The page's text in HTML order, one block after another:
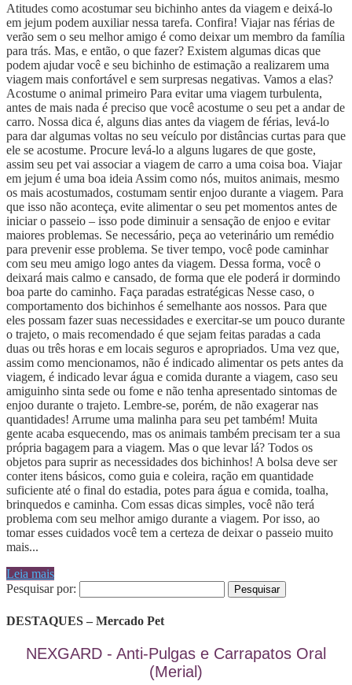
Atitudes como acostumar seu bichinho antes da viagem e deixá-lo
em jejum podem auxiliar nessa tarefa. Confira! Viajar nas férias de
verão sem o seu melhor amigo é como deixar um membro da família
para trás. Mas, e então, o que fazer? Existem algumas dicas que
podem ajudar você e seu bichinho de estimação a realizarem uma
viagem mais confortável e sem surpresas negativas. Vamos a elas?
Acostume o animal primeiro Para evitar uma viagem turbulenta,
antes de mais nada é preciso que você acostume o seu pet a andar de
carro. Nossa dica é, alguns dias antes da viagem de férias, levá-lo
para dar algumas voltas no seu veículo por distâncias curtas para que
ele se acostume. Procure levá-lo a alguns lugares de que goste,
assim seu pet vai associar a viagem de carro a uma coisa boa. Viajar
em jejum é uma boa ideia Assim como nós, muitos animais, mesmo
os mais acostumados, costumam sentir enjoo durante a viagem. Para
que isso não aconteça, evite alimentar o seu pet momentos antes de
iniciar o passeio – isso pode diminuir a sensação de enjoo e evitar
maiores problemas. Se necessário, peça ao veterinário um remédio
para prevenir esse problema. Se tiver tempo, você pode caminhar
com seu meu amigo logo antes da viagem. Dessa forma, você o
deixará mais calmo e cansado, de forma que ele poderá ir dormindo
boa parte do caminho. Faça paradas estratégicas Nesse caso, o
comportamento dos bichinhos é semelhante aos nossos. Para que
eles possam fazer suas necessidades e exercitar-se um pouco durante
o trajeto, o mais recomendado é que sejam feitas paradas a cada
duas ou três horas e em locais seguros e apropriados. Uma vez que,
assim como mencionamos, não é indicado alimentar os pets antes da
viagem, é indicado levar água e comida durante a viagem, caso seu
amiguinho sinta sede ou fome e não tenha apresentado sintomas de
enjoo durante o trajeto. Lembre-se, porém, de não exagerar nas
quantidades! Arrume uma malinha para seu pet também! Muita
gente acaba esquecendo, mas os animais também precisam ter a sua
própria bagagem para a viagem. Mas o que levar lá? Todos os
objetos para suprir as necessidades dos bichinhos! A bolsa deve ser
conter itens básicos, como guia e coleira, ração em quantidade
suficiente até o final do estadia, potes para água e comida, toalha,
brinquedos e caminha. Com essas dicas simples, você não terá
problema com seu melhor amigo durante a viagem. Por isso, ao
tomar esses cuidados você tem a certeza de deixar o passeio muito
mais...
Leia mais
Pesquisar por:
DESTAQUES – Mercado Pet
NEXGARD - Anti-Pulgas e Carrapatos Oral
(Merial)